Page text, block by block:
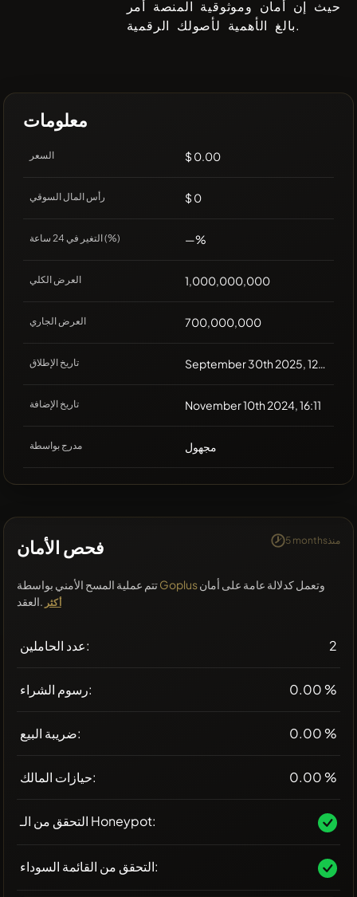
حيث إن أمان وموثوقية المنصة أمر
بالغ الأهمية لأصولك الرقمية.
معلومات
السعر $ 0.00
رأس المال السوقي $ 0
التغير في 24 ساعة (%) —%
العرض الكلي 1,000,000,000
العرض الجاري 700,000,000
تاريخ الإطلاق September 30th 2025, 12:00
تاريخ الإضافة November 10th 2024, 16:11
مدرج بواسطة مجهول
فحص الأمان 5 monthsمنذ
Goplus
العقد. أكثر
عدد الحاملين: 2
رسوم الشراء: 0.00 %
ضريبة البيع: 0.00 %
حيازات المالك: 0.00 %
التحقق من الـ Honeypot:
التحقق من القائمة السوداء: